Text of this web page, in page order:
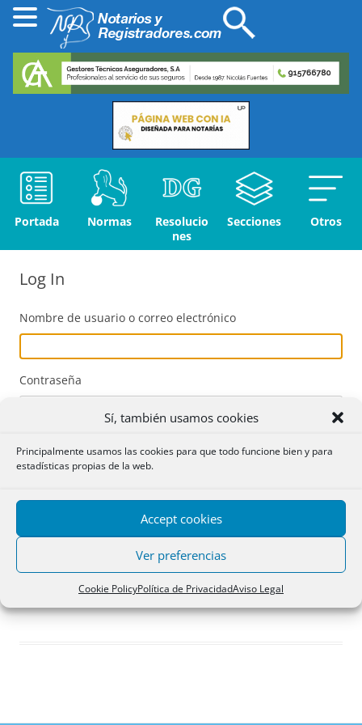
Sí, también usamos cookies
Principalmente usamos las cookies para que todo funcione bien y para
estadísticas propias de la web.
Accept cookies
Ver preferencias
Cookie PolicyPolítica de PrivacidadAviso Legal
Portada Normas
Resolucio
nes
Secciones Otros
Log In
Nombre de usuario o correo electrónico
Contraseña
Acceder
Registro
¿Has olvidado tu contraseña?